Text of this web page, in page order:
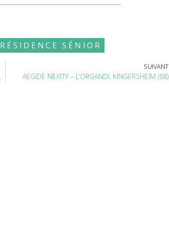
RÉSIDENCE SÉNIOR
SUIVANT
AEGIDE NEXITY – L’ORGANDI, KINGERSHEIM (68)